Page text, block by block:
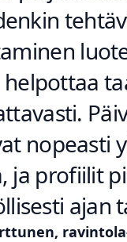
helpottaa
nopeasti
ja profiilit
ajan